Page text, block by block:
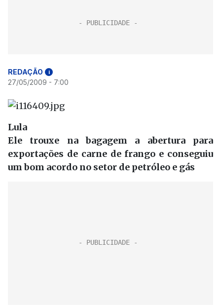
REDAÇÃO i
27/05/2009 - 7:00
Lula
Ele trouxe na bagagem a abertura para
exportações de carne de frango e conseguiu
um bom acordo no setor de petróleo e gás